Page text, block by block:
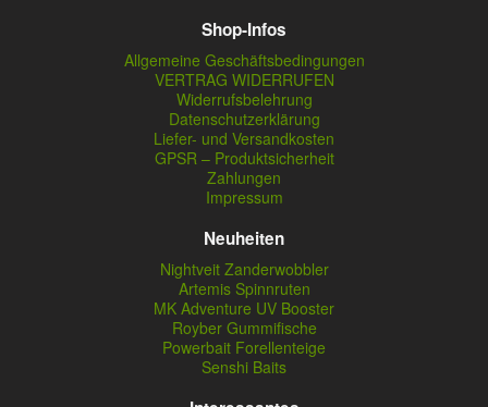
Shop-Infos
Allgemeine Geschäftsbedingungen
VERTRAG WIDERRUFEN
Widerrufsbelehrung
Datenschutzerklärung
Liefer- und Versandkosten
GPSR – Produktsicherheit
Zahlungen
Impressum
Neuheiten
Nightveit Zanderwobbler
Artemis Spinnruten
MK Adventure UV Booster
Royber Gummifische
Powerbait Forellenteige
Senshi Baits